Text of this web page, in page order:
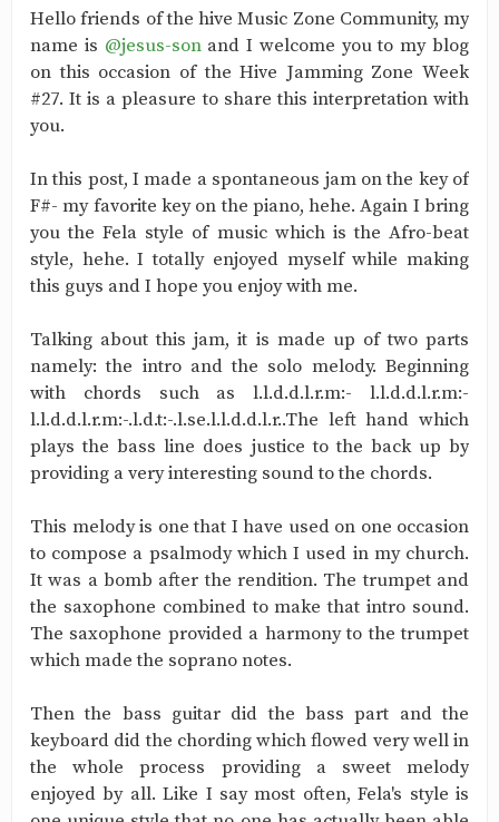
Hello friends of the hive Music Zone Community, my
name is @jesus-sonand I welcome you to my blog
on this occasion of the Hive Jamming Zone Week
#27. It is a pleasure to share this interpretation with
you.
In this post, I made a spontaneous jam on the key of
F#- my favorite key on the piano, hehe. Again I bring
you the Fela style of music which is the Afro-beat
style, hehe. I totally enjoyed myself while making
this guys and I hope you enjoy with me.
Talking about this jam, it is made up of two parts
namely: the intro and the solo melody. Beginning
with chords such as l.l.d.d.l.r.m:- l.l.d.d.l.r.m:-
l.l.d.d.l.r.m:-.l.d.t:-.l.se.l.l.d.d.l.r..The left hand which
plays the bass line does justice to the back up by
providing a very interesting sound to the chords.
This melody is one that I have used on one occasion
to compose a psalmody which I used in my church.
It was a bomb after the rendition. The trumpet and
the saxophone combined to make that intro sound.
The saxophone provided a harmony to the trumpet
which made the soprano notes.
Then the bass guitar did the bass part and the
keyboard did the chording which flowed very well in
the whole process providing a sweet melody
enjoyed by all. Like I say most often, Fela's style is